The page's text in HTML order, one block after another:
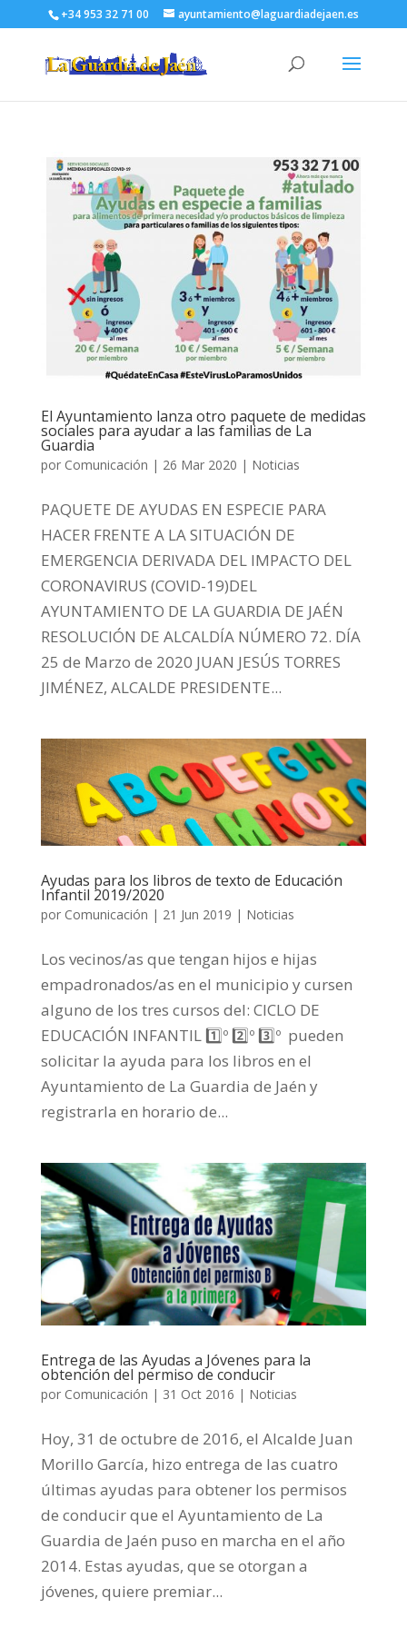
+34 953 32 71 00 ayuntamiento@laguardiadejaen.es
El Ayuntamiento lanza otro paquete de medidas
sociales para ayudar a las familias de La
Guardia
por Comunicación | 26 Mar 2020 | Noticias
PAQUETE DE AYUDAS EN ESPECIE PARA
HACER FRENTE A LA SITUACIÓN DE
EMERGENCIA DERIVADA DEL IMPACTO DEL
CORONAVIRUS (COVID-19)DEL
AYUNTAMIENTO DE LA GUARDIA DE JAÉN
RESOLUCIÓN DE ALCALDÍA NÚMERO 72. DÍA
25 de Marzo de 2020 JUAN JESÚS TORRES
JIMÉNEZ, ALCALDE PRESIDENTE...
Ayudas para los libros de texto de Educación
Infantil 2019/2020
por Comunicación | 21 Jun 2019 | Noticias
Los vecinos/as que tengan hijos e hijas
empadronados/as en el municipio y cursen
alguno de los tres cursos del: CICLO DE
EDUCACIÓN INFANTIL 1️⃣º 2️⃣º 3️⃣º pueden
solicitar la ayuda para los libros en el
Ayuntamiento de La Guardia de Jaén y
registrarla en horario de...
Entrega de las Ayudas a Jóvenes para la
obtención del permiso de conducir
por Comunicación | 31 Oct 2016 | Noticias
Hoy, 31 de octubre de 2016, el Alcalde Juan
Morillo García, hizo entrega de las cuatro
últimas ayudas para obtener los permisos
de conducir que el Ayuntamiento de La
Guardia de Jaén puso en marcha en el año
2014. Estas ayudas, que se otorgan a
jóvenes, quiere premiar...